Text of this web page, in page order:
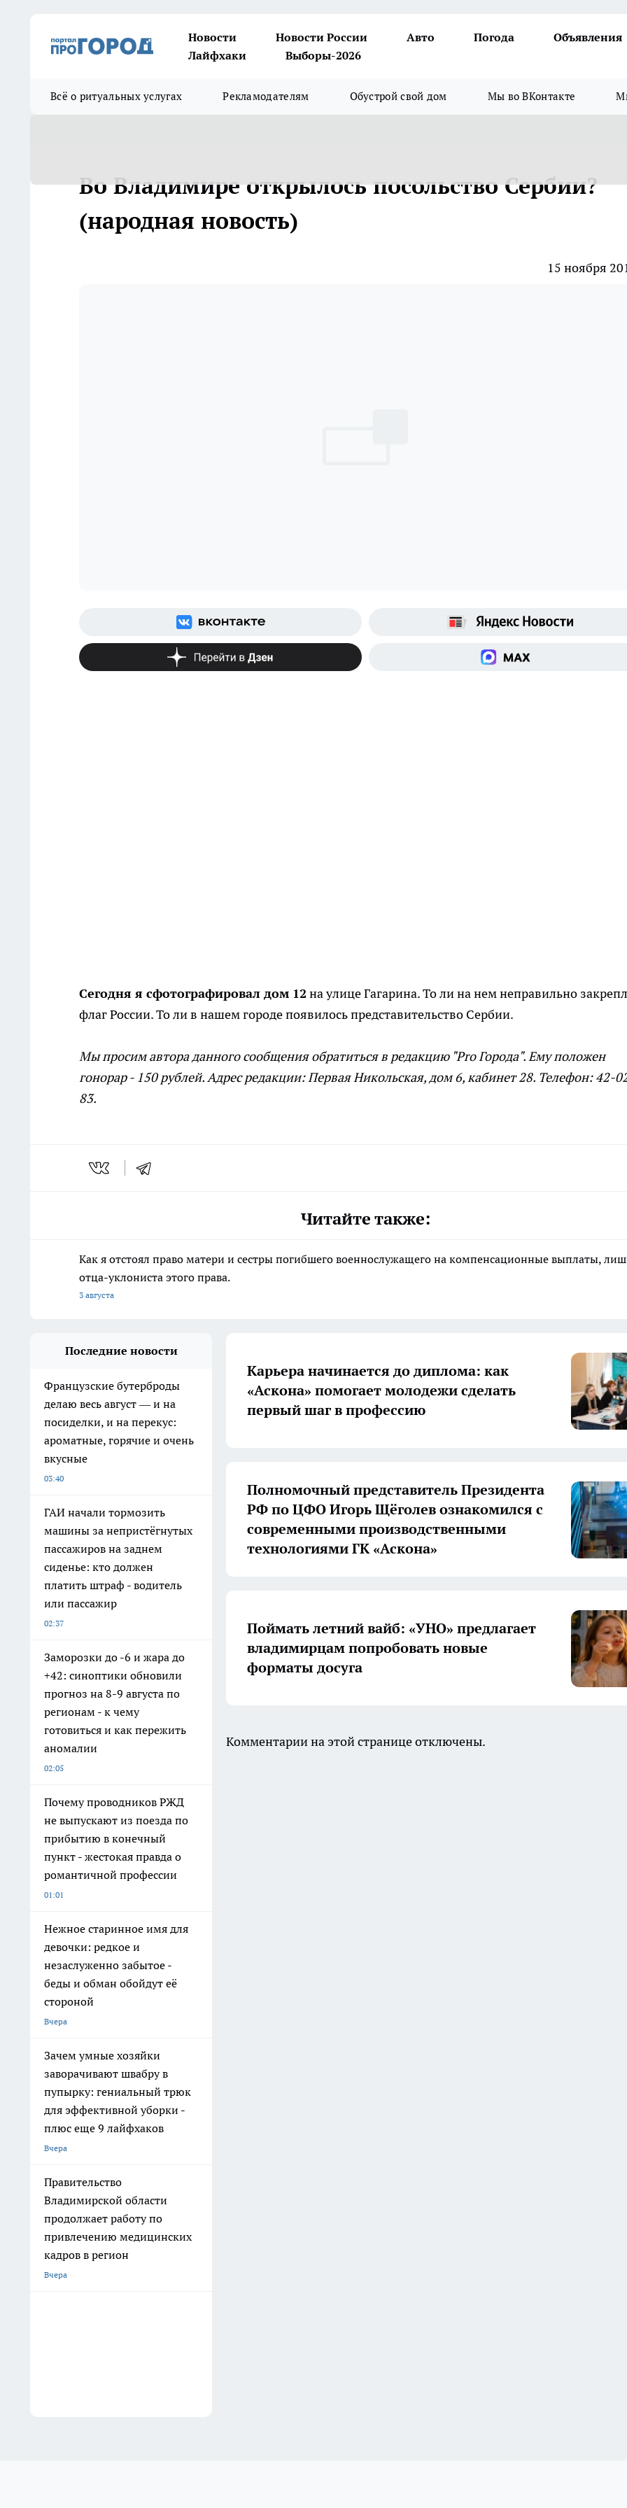
Новости Новости России Авто Погода
Объявления
Лайфхаки
Выборы-2026
Всё о ритуальных услугах Рекламодателям Обустрой свой дом Мы во ВКонтакте
Во Владимире открылось посольство Сербии?
(народная новость)
15 ноября
Сегодня я сфотографировал дом 12 на улице Гагарина. То ли на нем неправильно
флаг России. То ли в нашем городе появилось представительство Сербии.
Мы просим автора данного сообщения обратиться в редакцию "Pro Города". Ему положен
гонорар - 150 рублей. Адрес редакции: Первая Никольская, дом 6, кабинет 28. Телефон: 42-
83.
Читайте также:
Как я отстоял право матери и сестры погибшего военнослужащего на компенсационные выплаты,
отца-уклониста этого права.
3 августа
Последние новости
Французские бутерброды
делаю весь август — и на
посиделки, и на перекус:
ароматные, горячие и очень
вкусные
03:40
ГАИ начали тормозить
машины за непристёгнутых
пассажиров на заднем
сиденье: кто должен
платить штраф - водитель
или пассажир
02:37
Заморозки до -6 и жара до
+42: синоптики обновили
прогноз на 8-9 августа по
регионам - к чему
готовиться и как пережить
аномалии
02:05
Почему проводников РЖД
не выпускают из поезда по
прибытию в конечный
пункт - жестокая правда о
романтичной профессии
01:01
Нежное старинное имя для
девочки: редкое и
незаслуженно забытое -
беды и обман обойдут её
стороной
Вчера
Зачем умные хозяйки
заворачивают швабру в
пупырку: гениальный трюк
для эффективной уборки -
плюс еще 9 лайфхаков
Вчера
Правительство
Владимирской области
продолжает работу по
привлечению медицинских
кадров в регион
Вчера
Карьера начинается до диплома: как
«Аскона» помогает молодежи сделать
первый шаг в профессию
Полномочный представитель Президента
РФ по ЦФО Игорь Щёголев ознакомился с
современными производственными
технологиями ГК «Аскона»
Поймать летний вайб: «УНО» предлагает
владимирцам попробовать новые
форматы досуга
Комментарии на этой странице отключены.